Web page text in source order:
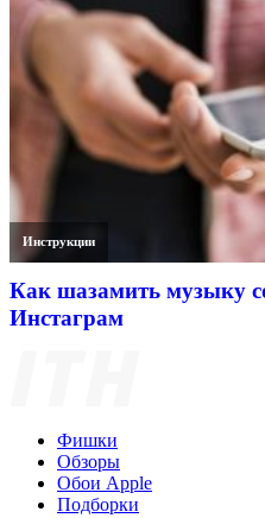
Инструкции
Как шазамить музыку
Инстаграм
Фишки
Обзоры
Обои Apple
Подборки